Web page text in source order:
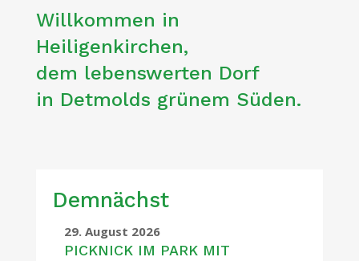
Willkommen in
Heiligenkirchen,
dem lebenswerten Dorf
in Detmolds grünem Süden.
Demnächst
29. August 2026
PICKNICK IM PARK MIT